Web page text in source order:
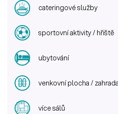
cateringové služby
sportovní aktivity / hřiště
ubytování
venkovní plocha /
více sálů